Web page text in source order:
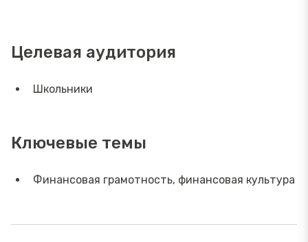
Целевая аудитория
Школьники
Ключевые темы
Финансовая грамотность, финансовая культура